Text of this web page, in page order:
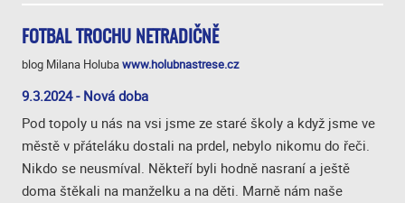
FOTBAL TROCHU NETRADIČNĚ
blog Milana Holubawww.holubnastrese.cz
9.3.2024 - Nová doba
Pod topoly u nás na vsi jsme ze staré školy a když jsme ve
městě v přáteláku dostali na prdel, nebylo nikomu do řeči.
Nikdo se neusmíval. Někteří byli hodně nasraní a ještě
doma štěkali na manželku a na děti. Marně nám naše